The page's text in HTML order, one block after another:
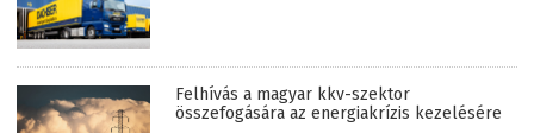
Felhívás a magyar kkv-szektor
összefogására az energiakrízis kezelésére